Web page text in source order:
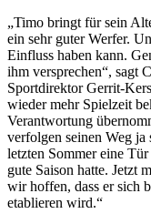
„Timo bringt für sein
ein sehr guter Werfer.
Einfluss haben kann.
ihm versprechen“, sagt
Sportdirektor Gerrit-
wieder mehr Spielzeit
Verantwortung
verfolgen seinen Weg
letzten Sommer eine
gute Saison hatte. Jetzt
wir hoffen, dass er sich
etablieren wird.“